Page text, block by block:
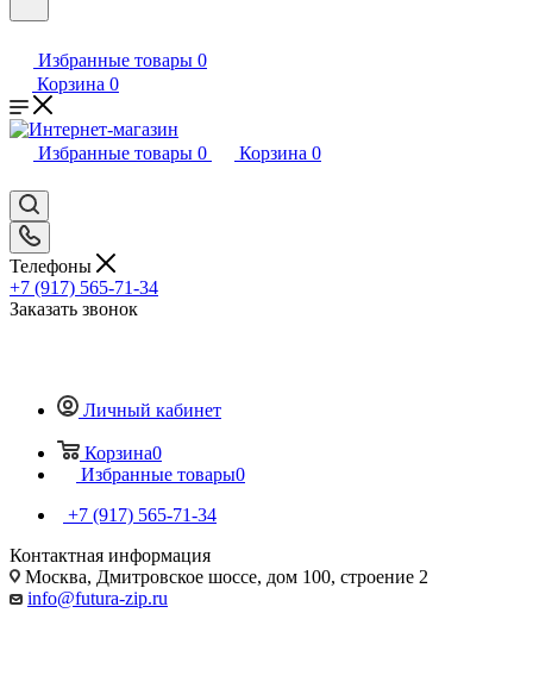
Избранные товары 0
Корзина 0
Избранные товары 0 Корзина 0
Телефоны
+7 (917) 565-71-34
Заказать звонок
Личный кабинет
Корзина0
Избранные товары0
+7 (917) 565-71-34
Контактная информация
Москва, Дмитровское шоссе, дом 100, строение 2
info@futura-zip.ru